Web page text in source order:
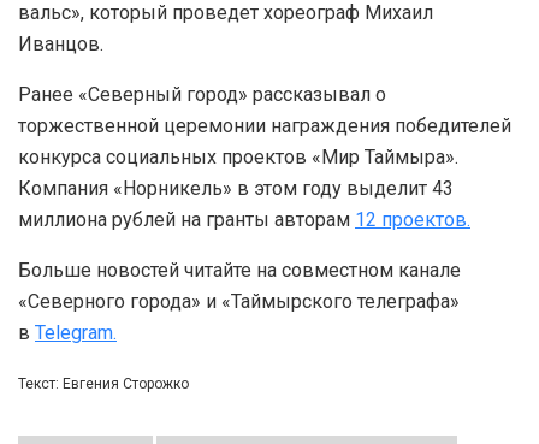
вальс», который проведет хореограф Михаил
Иванцов.
Ранее «Северный город» рассказывал о
торжественной церемонии награждения победителей
конкурса социальных проектов «Мир Таймыра».
Компания «Норникель» в этом году выделит 43
миллиона рублей на гранты авторам 12 проектов.
Больше новостей читайте на совместном канале
«Северного города» и «Таймырского телеграфа»
в Telegram.
Текст: Евгения Сторожко